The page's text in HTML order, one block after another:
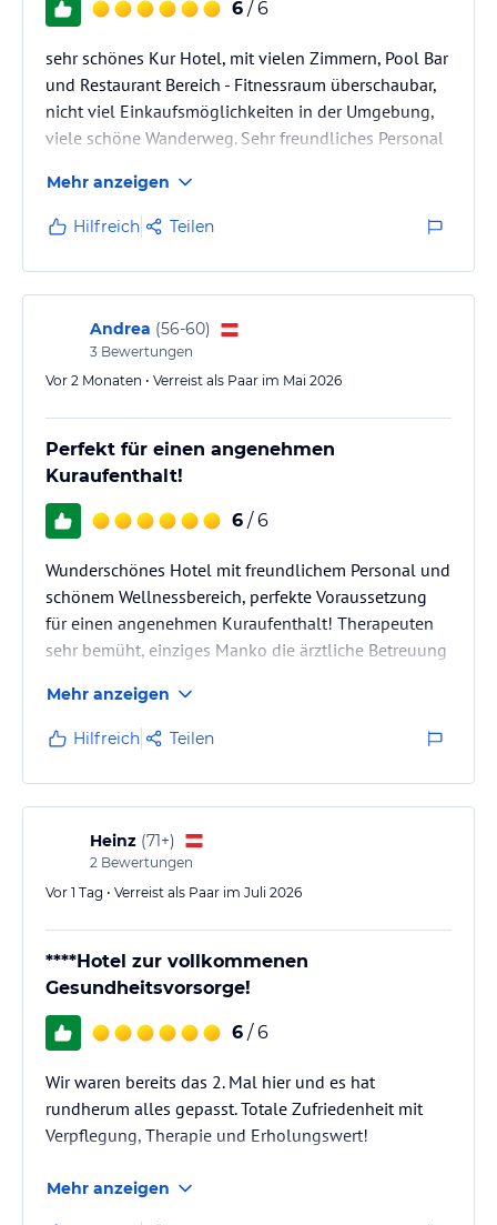
6 / 6
sehr schönes Kur Hotel, mit vielen Zimmern, Pool Bar
und Restaurant Bereich - Fitnessraum überschaubar,
nicht viel Einkaufsmöglichkeiten in der Umgebung,
viele schöne Wanderweg. Sehr freundliches Personal
Mehr anzeigen
Hilfreich Teilen
Andrea (56-60)
3 Bewertungen
Vor 2 Monaten • Verreist als Paar im Mai 2026
Perfekt für einen angenehmen
Kuraufenthalt!
6 / 6
Wunderschönes Hotel mit freundlichem Personal und
schönem Wellnessbereich, perfekte Voraussetzung
für einen angenehmen Kuraufenthalt! Therapeuten
sehr bemüht, einziges Manko die ärztliche Betreuung
Aufnahmeuntersuchung dauert nicht mal 10 min,
inklusive eines Verkaufsgesprächs für eine
Privattherapie. Ich fühlte mich nicht ernstgenommen
und bekam auch noch abwertende Bemerkungen
bezüglich meines Körpergewichts zu hören - sehr
unangebracht!!!
Mehr anzeigen
Hilfreich Teilen
Heinz (71+)
2 Bewertungen
Vor 1 Tag • Verreist als Paar im Juli 2026
****Hotel zur vollkommenen
Gesundheitsvorsorge!
6 / 6
Wir waren bereits das 2. Mal hier und es hat
rundherum alles gepasst. Totale Zufriedenheit mit
Verpflegung, Therapie und Erholungswert!
Mehr anzeigen